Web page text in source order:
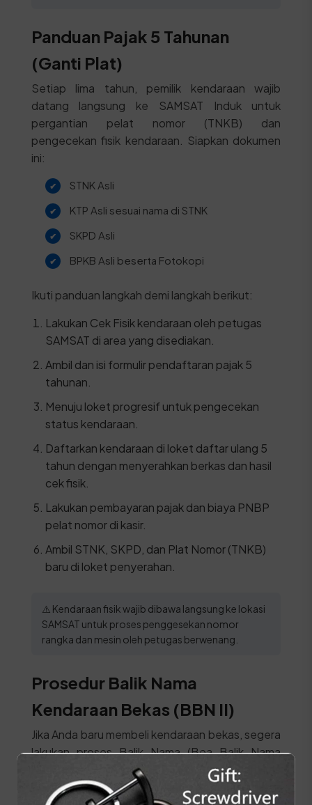
Panduan Pajak 5 Tahunan
(Ganti Plat)
Setiap lima tahun, pemilik kendaraan wajib
datang langsung ke SAMSAT Induk untuk
pergantian pelat nomor (TNKB) dan
pengecekan fisik kendaraan. Siapkan dokumen
ini:
STNK Asli
KTP Asli sesuai nama di STNK
SKPD Asli
BPKB Asli beserta Fotokopi
Ikuti panduan langkah demi langkah berikut:
Lakukan Cek Fisik kendaraan oleh petugas
SAMSAT di area yang disediakan.
Ambil dan isi formulir pendaftaran pajak 5
tahunan.
Menuju loket progresif untuk pengecekan
status kendaraan.
Daftarkan kendaraan di loket daftar ulang 5
tahun dengan menyerahkan berkas dan hasil
cek fisik.
Lakukan pembayaran pajak dan biaya PNBP
pelat nomor di kasir.
Ambil STNK, SKPD, dan Plat Nomor (TNKB)
baru di loket penyerahan.
⚠️ Kendaraan fisik wajib dibawa langsung ke lokasi
SAMSAT untuk proses penggesekan nomor
rangka dan mesin oleh petugas berwenang.
Prosedur Balik Nama
Kendaraan Bekas (BBN II)
Jika Anda baru membeli kendaraan bekas, segera
lakukan proses Balik Nama (Bea Balik Nama
Kendaraan Bermotor / BBNKB II) agar identitas
pemilik di surat kendaraan berubah menjadi nama